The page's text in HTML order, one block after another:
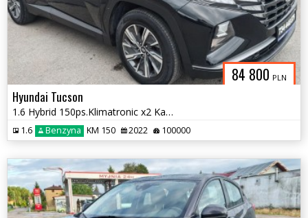
84 800 PLN
Hyundai Tucson
1.6 Hybrid 150ps.Klimatronic x2 Kamera Cofania 2022
1.6 Benzyna KM 150 2022 100000